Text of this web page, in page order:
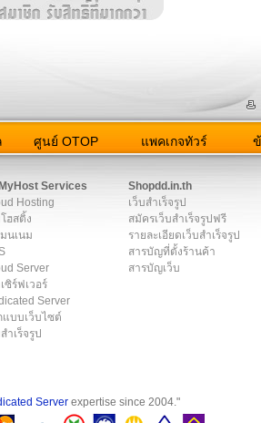
ศูนย์ OTOP แพคเกจทัวร์
Services
Hosting
ฮสติ้ง
นเนม
Server
ซิร์ฟเวอร์
Server
แบบเว็บไซต์
ำเร็จรูป
Shopdd.in.th
เว็บสำเร็จรูป
สมัครเว็บสำเร็จรูปฟรี
รายละเอียดเว็บสำเร็จรูป
สารบัญที่ตั้งร้านค้า
สารบัญเว็บ
Serverexpertise since 2004."